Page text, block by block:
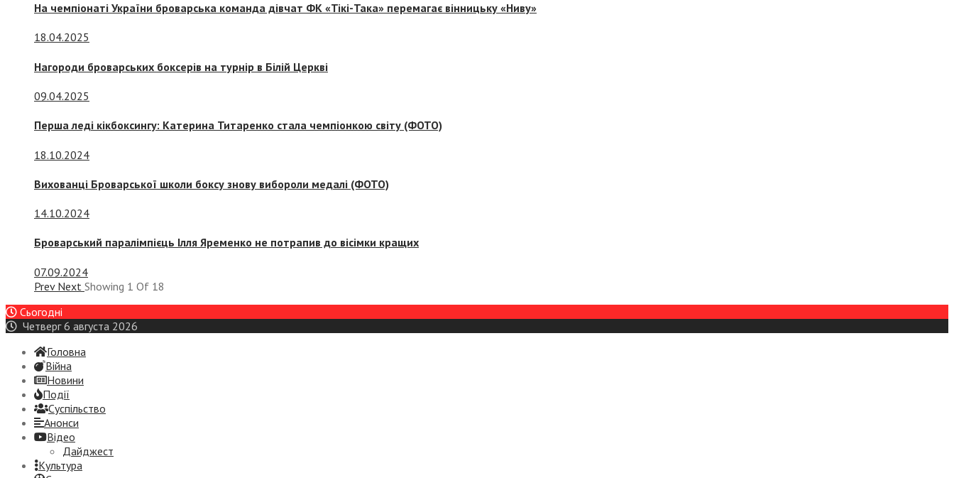
На чемпіонаті України броварська команда дівчат ФК «Тікі-Така» перемагає вінницьку «Ниву»
18.04.2025
Нагороди броварських боксерів на турнір в Білій Церкві
09.04.2025
Перша леді кікбоксингу: Катерина Титаренко стала чемпіонкою світу (ФОТО)
18.10.2024
Вихованці Броварської школи боксу знову вибороли медалі (ФОТО)
14.10.2024
Броварський паралімпієць Ілля Яременко не потрапив до вісімки кращих
07.09.2024
Prev Next Showing 1 Of 18
Сьогодні
Четверг 6 августа 2026
Головна
Війна
Новини
Події
Суспiльство
Анонси
Відео
Дайджест
Культура